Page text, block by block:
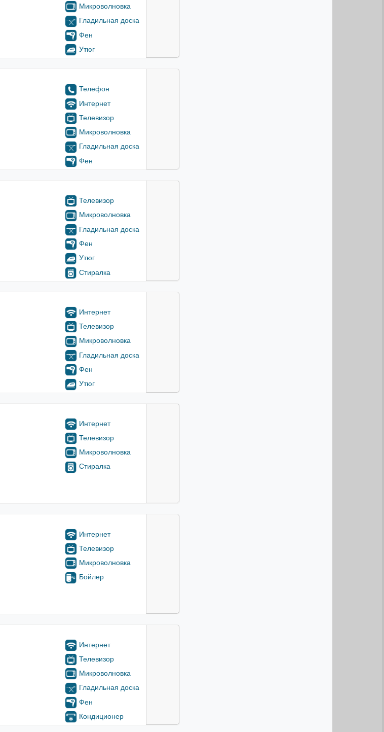
Микроволновка
Гладильная доска
Фен
Утюг
Телефон
Интернет
Телевизор
Микроволновка
Гладильная доска
Фен
Телевизор
Микроволновка
Гладильная доска
Фен
Утюг
Стиралка
Интернет
Телевизор
Микроволновка
Гладильная доска
Фен
Утюг
Интернет
Телевизор
Микроволновка
Стиралка
Интернет
Телевизор
Микроволновка
Бойлер
Интернет
Телевизор
Микроволновка
Гладильная доска
Фен
Кондиционер